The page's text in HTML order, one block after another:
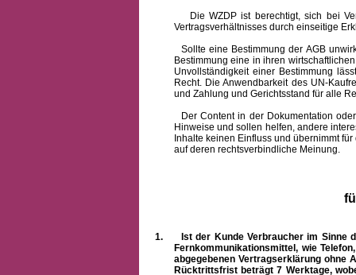
Die WZDP ist berechtigt, sich bei
Vertragsverhältnisses durch einseitige
Sollte eine Bestimmung der AGB
Bestimmung eine in ihren
Unvollständigkeit einer Bestimmung
Recht. Die Anwendbarkeit des UN-
und Zahlung und Gerichtsstand für alle
Der Content in der Dokumentation oder
Hinweise und sollen helfen, andere
Inhalte keinen Einfluss und übernimmt
auf deren rechtsverbindliche Meinung.
1.
Ist der Kunde Verbraucher im Sinne
Fernkommunikationsmittel, wie
abgegebenen Vertragserklärung ohne
Rücktrittsfrist beträgt 7 Werktage,